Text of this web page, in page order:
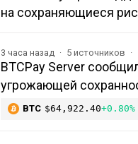
на сохраняющиеся
3 часа назад 5 источников
BTCPay Server
угрожающей
BTC $64,922.40+0.80%